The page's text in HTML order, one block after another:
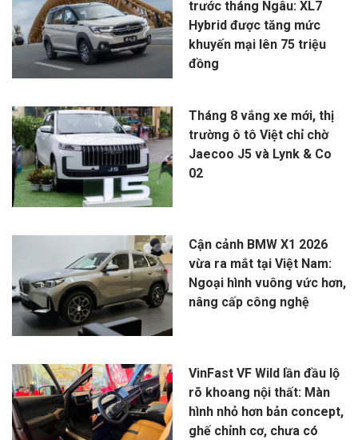
trước tháng Ngâu: XL7
Hybrid được tăng mức
khuyến mại lên 75 triệu
đồng
Tháng 8 vắng xe mới, thị
trường ô tô Việt chỉ chờ
Jaecoo J5 và Lynk & Co
02
Cận cảnh BMW X1 2026
vừa ra mắt tại Việt Nam:
Ngoại hình vuông vức hơn,
nâng cấp công nghệ
VinFast VF Wild lần đầu lộ
rõ khoang nội thất: Màn
hình nhỏ hơn bản concept,
ghế chỉnh cơ, chưa có